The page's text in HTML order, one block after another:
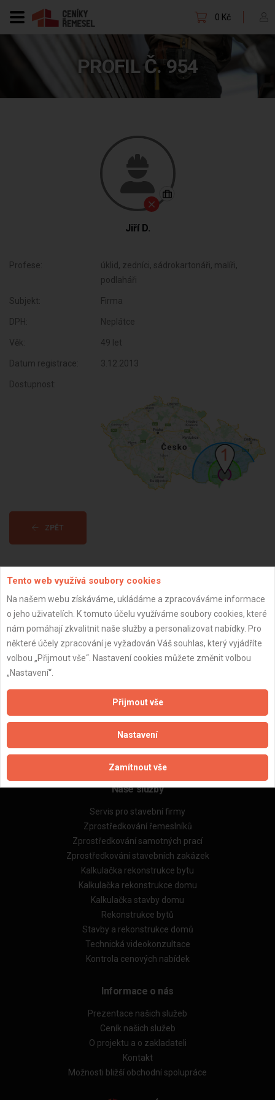
0 Kč
PROFIL Č. 954
Jiří D.
Profese:
úklid, zedníci, sádrokartonáři, malíři,
podlaháři
Subjekt: Firma
DPH: Neplátce
Věk: 49 let
Datum registrace: 3.12.2013
Dostupnost:
ZPĚT
Důležité informace
Zásady pro používání souborů cookie
Naše excelové tabulky online
Naše služby
Servis pro stavební firmy
Zprostředkování řemeslníků
Zprostředkování samotných prací
Zprostředkování stavebních zakázek
Kalkulačka rekonstrukce bytu
Kalkulačka rekonstrukce domu
Kalkulačka stavby domu
Rekonstrukce bytů
Stavby a rekonstrukce domů
Technická videokonzultace
Kontrola cenových nabídek
Informace o nás
Prezentace našich služeb
Ceník našich služeb
O projektu a o zakladateli
Kontakt
Možnosti bližší obchodní spolupráce
Tento web využívá soubory cookies
Na našem webu získáváme, ukládáme a zpracováváme informace
o jeho uživatelích. K tomuto účelu využíváme soubory cookies, které
nám pomáhají zkvalitnit naše služby a personalizovat nabídky. Pro
některé účely zpracování je vyžadován Váš souhlas, který vyjádříte
volbou „Přijmout vše“. Nastavení cookies můžete změnit volbou
„Nastavení“.
Přijmout vše
Nastavení
Zamítnout vše